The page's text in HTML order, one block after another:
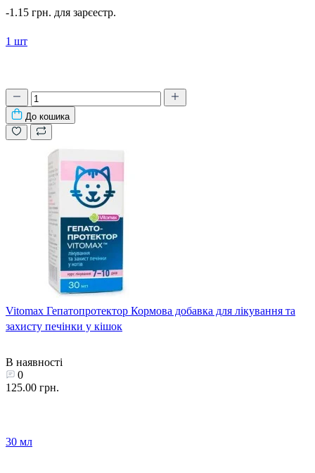
-1.15 грн. для зарєестр.
1 шт
До кошика
Vitomax Гепатопротектор Кормова добавка для лікування та
захисту печінки у кішок
В наявності
0
125.00 грн.
30 мл